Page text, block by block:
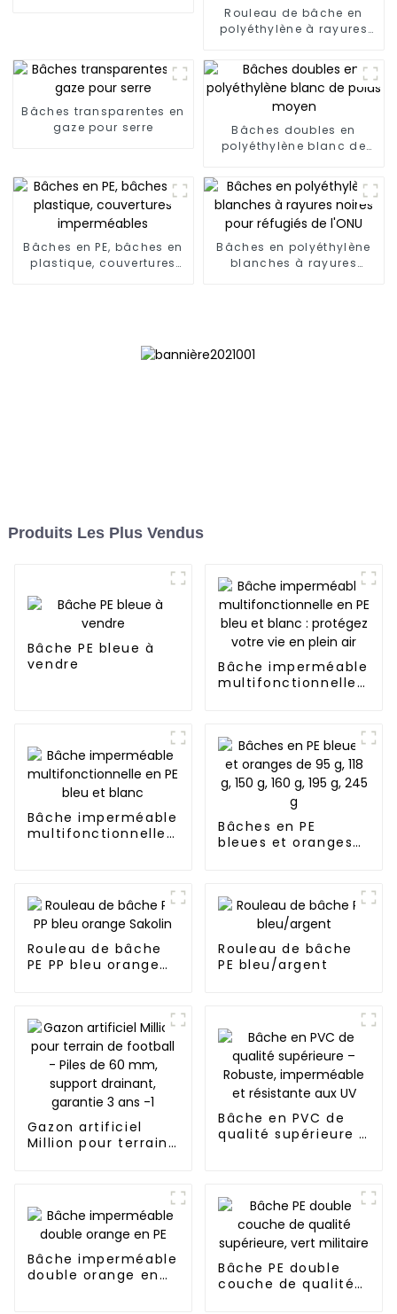
Rouleau de bâche en
polyéthylène à rayures
plus vendu pour la
Thaïlande, le Myanmar,
Hong Kong et Taïwan
Bâches transparentes en
gaze pour serre
Bâches doubles en
polyéthylène blanc de
Bâches en PE, bâches en
plastique, couvertures
Bâches en polyéthylène
blanches à rayures
Produits Les Plus Vendus
Bâche PE bleue à
vendre
Bâche imperméable
multifonctionnelle
air
Bâche imperméable
multifonctionnelle
Bâches en PE
bleues et oranges
Rouleau de bâche
PE PP bleu orange
Rouleau de bâche
PE bleu/argent
Gazon artificiel
Million pour terrain
drainant, garantie 3
ans -1
Bâche en PVC de
qualité supérieure –
Bâche imperméable
double orange en
Bâche PE double
couche de qualité